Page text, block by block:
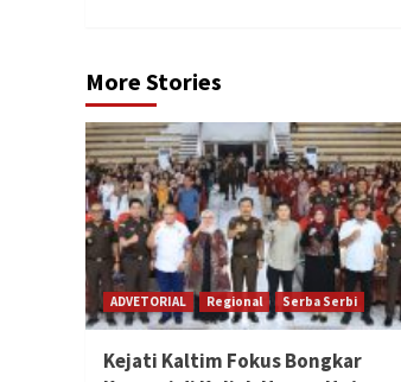
More Stories
ADVETORIAL Regional Serba Serbi
Kejati Kaltim Fokus Bongkar